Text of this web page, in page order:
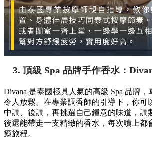
3. 頂級 Spa 品牌手作香水：
Divana 是泰國極具人氣的高級 Spa 品牌
令人放鬆。在專業調香師的引導下，你可
中調、後調，再挑選自己鍾意的味道，調
後還能帶走一支精緻的香水，每次噴上都
癒旅程。